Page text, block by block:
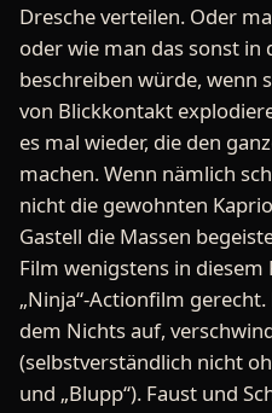
Dresche verteilen. Oder
oder wie man das sonst in
beschreiben würde, wenn
von Blickkontakt
es mal wieder, die den
machen. Wenn nämlich
nicht die gewohnten
Gastell die Massen
Film wenigstens in
„Ninja“-Actionfilm
dem Nichts auf,
(selbstverständlich nicht
und „Blupp“). Faust und